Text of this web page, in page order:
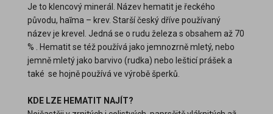
Je to klencový minerál. Název hematit je řeckého
původu, haĩma – krev. Starší český dříve používaný
název je krevel. Jedná se o rudu železa s obsahem až 70
% . Hematit se též používá jako jemnozrně mletý, nebo
jemně mletý jako barvivo (rudka) nebo lešticí prášek a
také se hojně používá ve výrobě šperků.
KDE LZE HEMATIT NAJÍT?